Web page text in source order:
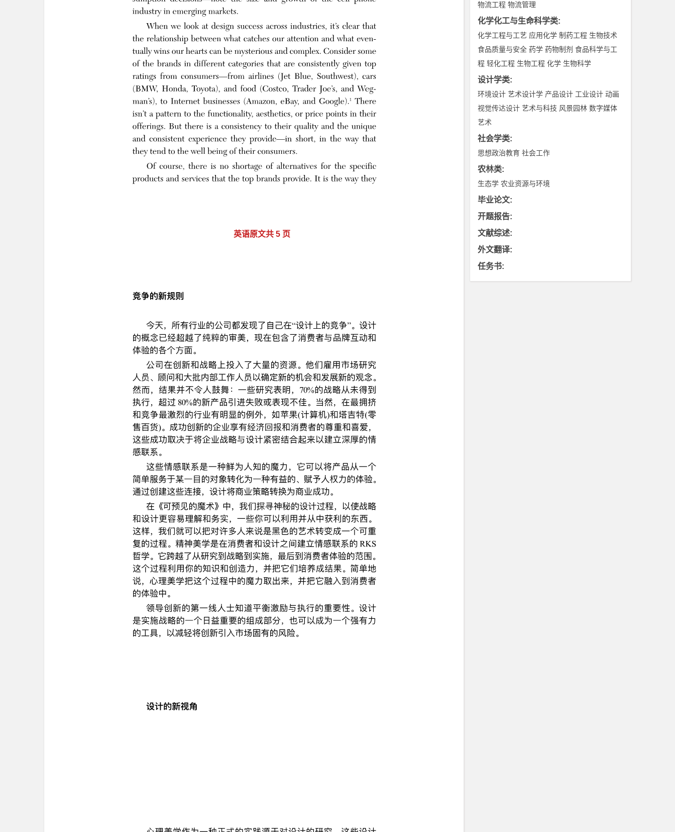
英语原文共 5 页
物流工程 物流管理
化学化工与生命科学类:
化学工程与工艺 应用化学 制药工程 生物技术
食品质量与安全 药学 药物制剂 食品科学与工
程 轻化工程 生物工程 化学 生物科学
设计学类:
环境设计 艺术设计学 产品设计 工业设计 动画
视觉传达设计 艺术与科技 风景园林 数字媒体
艺术
社会学类:
思想政治教育 社会工作
农林类:
生态学 农业资源与环境
毕业论文:
开题报告:
文献综述:
外文翻译:
任务书: